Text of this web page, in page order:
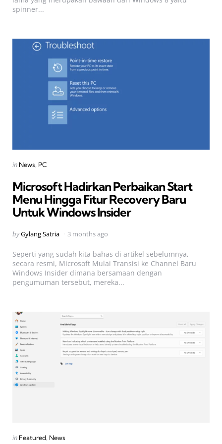
spinner...
Categories
Posted
in News PC
Microsoft Hadirkan Perbaikan Start
Menu Hingga Fitur Recovery Baru
Untuk Windows Insider
Posted
byGylang Satria 3 months ago
Seperti yang sudah kita bahas di artikel sebelumnya,
secara resmi, Microsoft Mulai Transisi ke Channel Baru
Windows Insider dimana bersamaan dengan
pengumuman tersebut, mereka...
Categories
Posted
in Featured News